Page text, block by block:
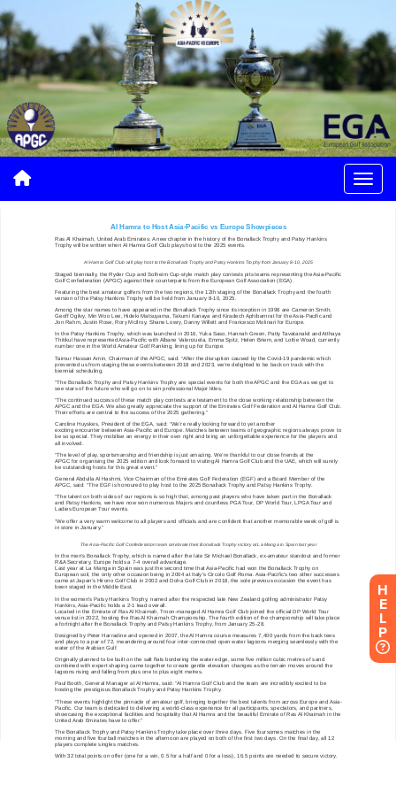
H
E
L
P